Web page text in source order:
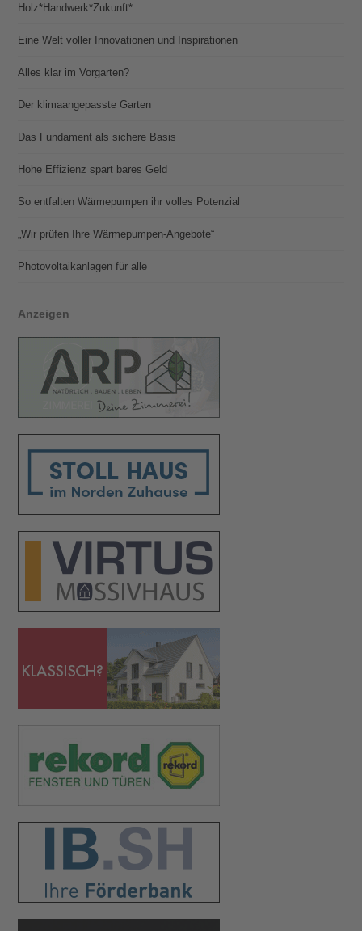
Holz*Handwerk*Zukunft*
Eine Welt voller Innovationen und Inspirationen
Alles klar im Vorgarten?
Der klimaangepasste Garten
Das Fundament als sichere Basis
Hohe Effizienz spart bares Geld
So entfalten Wärmepumpen ihr volles Potenzial
„Wir prüfen Ihre Wärmepumpen-Angebote“
Photovoltaik­­anlagen für alle
Anzeigen